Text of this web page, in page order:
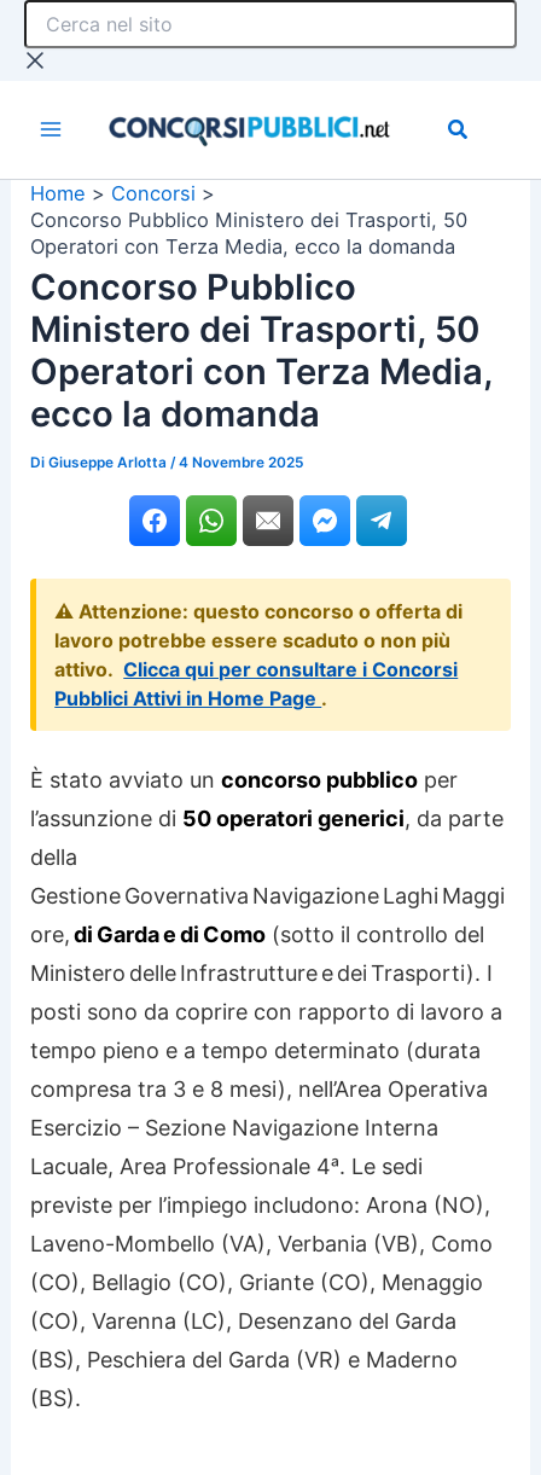
Cerca
sito
Home
Concorsi
Concorso Pubblico Ministero dei Trasporti, 50
Operatori con Terza Media, ecco la domanda
Concorso Pubblico
Ministero dei Trasporti, 50
Operatori con Terza Media,
ecco la domanda
DiGiuseppe Arlotta /4 Novembre 2025
⚠️ Attenzione: questo concorso o offerta di
lavoro potrebbe essere scaduto o non più
attivo. Clicca qui per consultare i Concorsi
Pubblici Attivi in Home Page .
È stato avviato unconcorso pubblico per
l’assunzione di 50 operatori generici, da parte
della
Gestione Governativa Navigazione Laghi Maggi
ore,di Garda e di Como (sotto il controllo del
Ministero delle Infrastrutture e dei Trasporti). I
posti sono da coprire con rapporto di lavoro a
tempo pieno e a tempo determinato (durata
compresa tra 3 e 8 mesi), nell’Area Operativa
Esercizio – Sezione Navigazione Interna
Lacuale, Area Professionale 4ᵃ. Le sedi
previste per l’impiego includono: Arona (NO),
Laveno-Mombello (VA), Verbania (VB), Como
(CO), Bellagio (CO), Griante (CO), Menaggio
(CO), Varenna (LC), Desenzano del Garda
(BS), Peschiera del Garda (VR) e Mad­erno
(BS).